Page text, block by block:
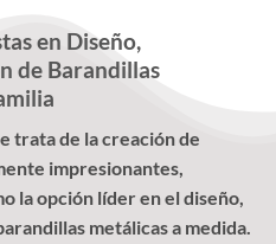
en Diseño,
de Barandillas
trata de la creación de
impresionantes,
la opción líder en el diseño,
metálicas a medida.